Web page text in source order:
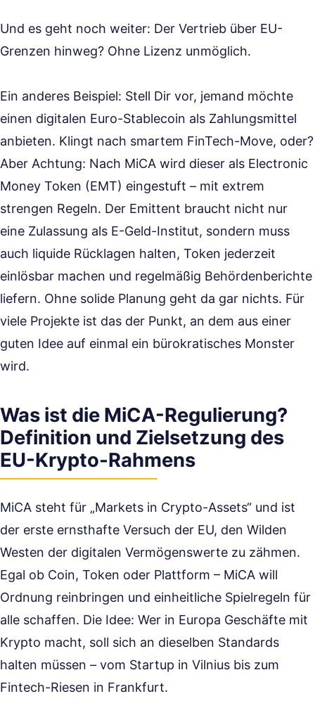
Und es geht noch weiter: Der Vertrieb über EU-
Grenzen hinweg? Ohne Lizenz unmöglich.
Ein anderes Beispiel: Stell Dir vor, jemand möchte
einen digitalen Euro-Stablecoin als Zahlungsmittel
anbieten. Klingt nach smartem FinTech-Move, oder?
Aber Achtung: Nach MiCA wird dieser als Electronic
Money Token (EMT) eingestuft – mit extrem
strengen Regeln. Der Emittent braucht nicht nur
eine Zulassung als E-Geld-Institut, sondern muss
auch liquide Rücklagen halten, Token jederzeit
einlösbar machen und regelmäßig Behördenberichte
liefern. Ohne solide Planung geht da gar nichts. Für
viele Projekte ist das der Punkt, an dem aus einer
guten Idee auf einmal ein bürokratisches Monster
wird.
Was ist die MiCA-Regulierung?
Definition und Zielsetzung des
EU-Krypto-Rahmens
MiCA steht für „Markets in Crypto-Assets“ und ist
der erste ernsthafte Versuch der EU, den Wilden
Westen der digitalen Vermögenswerte zu zähmen.
Egal ob Coin, Token oder Plattform – MiCA will
Ordnung reinbringen und einheitliche Spielregeln für
alle schaffen. Die Idee: Wer in Europa Geschäfte mit
Krypto macht, soll sich an dieselben Standards
halten müssen – vom Startup in Vilnius bis zum
Fintech-Riesen in Frankfurt.